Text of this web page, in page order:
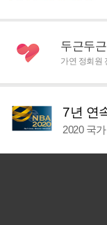
두근두
가연 정회원
7년 연
2020 국